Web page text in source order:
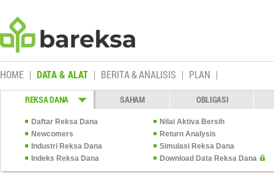
HOME DATA & ALAT BERITA & ANALISIS PLAN
REKSA DANA SAHAM OBLIGASI
Daftar Reksa Dana
Nilai Aktiva Bersih
Newcomers
Return Analysis
Industri Reksa Dana
Simulasi Reksa Dana
Indeks Reksa Dana
Download Data Reksa Dana